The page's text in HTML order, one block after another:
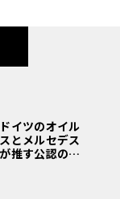
イツのオイル
とメルセデス
推す公認の安
わうシルキー